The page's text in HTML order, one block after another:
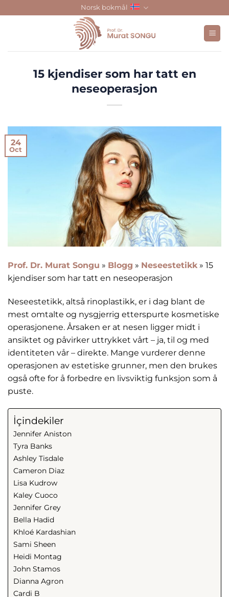
Norsk bokmål
15 kjendiser som har tatt en
neseoperasjon
24
Oct
Prof. Dr. Murat Songu » Blogg » Neseestetikk» 15
kjendiser som har tatt en neseoperasjon
Neseestetikk, altså rinoplastikk, er i dag blant de
mest omtalte og nysgjerrig etterspurte kosmetiske
operasjonene. Årsaken er at nesen ligger midt i
ansiktet og påvirker uttrykket vårt – ja, til og med
identiteten vår – direkte. Mange vurderer denne
operasjonen av estetiske grunner, men den brukes
også ofte for å forbedre en livsviktig funksjon som å
puste.
İçindekiler
Jennifer Aniston
Tyra Banks
Ashley Tisdale
Cameron Diaz
Lisa Kudrow
Kaley Cuoco
Jennifer Grey
Bella Hadid
Khloé Kardashian
Sami Sheen
Heidi Montag
John Stamos
Dianna Agron
Cardi B